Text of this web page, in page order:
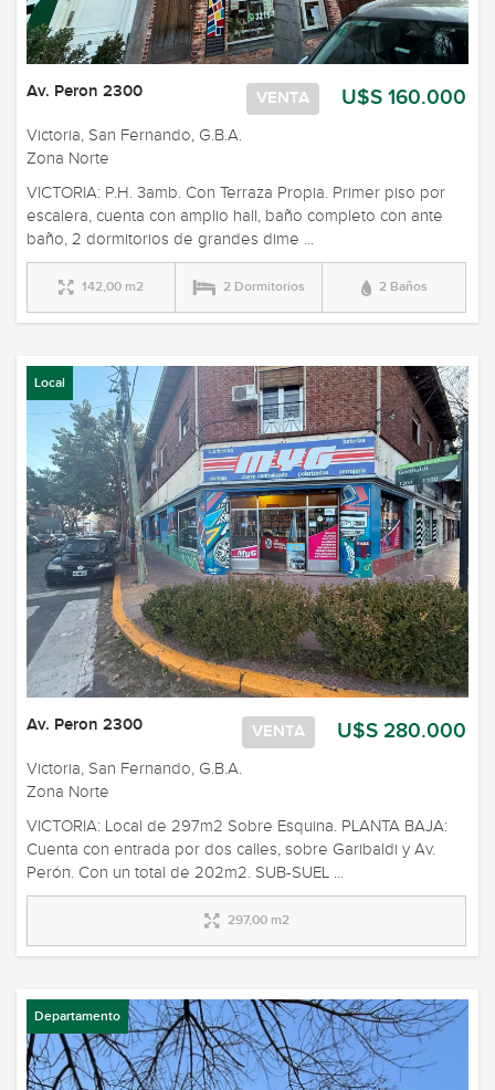
U$S 160.000
VENTA
Av. Peron 2300
Victoria, San Fernando, G.B.A.
Zona Norte
VICTORIA: P.H. 3amb. Con Terraza Propia. Primer piso por
escalera, cuenta con amplio hall, baño completo con ante
baño, 2 dormitorios de grandes dime ...
142,00 m2 2 Dormitorios 2 Baños
Local
U$S 280.000
VENTA
Av. Peron 2300
Victoria, San Fernando, G.B.A.
Zona Norte
VICTORIA: Local de 297m2 Sobre Esquina. PLANTA BAJA:
Cuenta con entrada por dos calles, sobre Garibaldi y Av.
Perón. Con un total de 202m2. SUB-SUEL ...
297,00 m2
Departamento